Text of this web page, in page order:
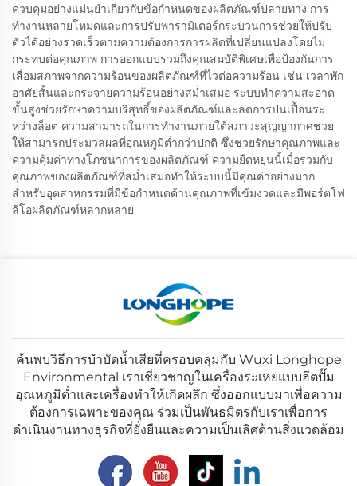
ควบคุมอย่างแม่นยำเกี่ยวกับข้อกำหนดของผลิตภัณฑ์ปลายทาง การ
ทำงานหลายโหมดและการปรับพารามิเตอร์กระบวนการช่วยให้ปรับ
ตัวได้อย่างรวดเร็วตามความต้องการการผลิตที่เปลี่ยนแปลงโดยไม่
กระทบต่อคุณภาพ การออกแบบรวมถึงคุณสมบัติพิเศษเพื่อป้องกันการ
เสื่อมสภาพจากความร้อนของผลิตภัณฑ์ที่ไวต่อความร้อน เช่น เวลาพัก
อาศัยสั้นและกระจายความร้อนอย่างสม่ำเสมอ ระบบทำความสะอาด
ขั้นสูงช่วยรักษาความบริสุทธิ์ของผลิตภัณฑ์และลดการปนเปื้อนระ
หว่างล็อต ความสามารถในการทำงานภายใต้สภาวะสุญญากาศช่วย
ให้สามารถประมวลผลที่อุณหภูมิต่ำกว่าปกติ ซึ่งช่วยรักษาคุณภาพและ
ความคุ้มค่าทางโภชนาการของผลิตภัณฑ์ ความยืดหยุ่นนี้เมื่อรวมกับ
คุณภาพของผลิตภัณฑ์ที่สม่ำเสมอทำให้ระบบนี้มีคุณค่าอย่างมาก
สำหรับอุตสาหกรรมที่มีข้อกำหนดด้านคุณภาพที่เข้มงวดและมีพอร์ตโฟ
ลิโอผลิตภัณฑ์หลากหลาย
ค้นพบวิธีการบำบัดน้ำเสียที่ครอบคลุมกับ Wuxi Longhope
Environmental เราเชี่ยวชาญในเครื่องระเหยแบบฮีตปั๊ม
อุณหภูมิต่ำและเครื่องทำให้เกิดผลึก ซึ่งออกแบบมาเพื่อความ
ต้องการเฉพาะของคุณ ร่วมเป็นพันธมิตรกับเราเพื่อการ
ดำเนินงานทางธุรกิจที่ยั่งยืนและความเป็นเลิศด้านสิ่งแวดล้อม